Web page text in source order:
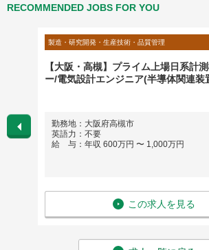
RECOMMENDED JOBS FOR YOU
製造・研究開発・生産技術・品質管理
【大阪・高槻】プライム上場日系計
ー/電気設計エンジニア(半導体関連装
勤務地：大阪府高槻市
英語力：不要
給 与：年収 600万円 〜 1,000万円
この求人を見る